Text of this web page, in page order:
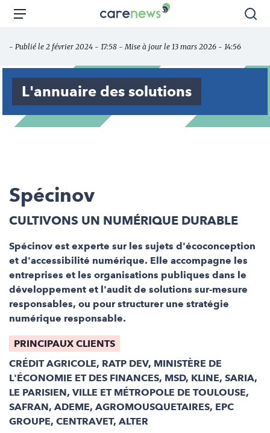
Aller
principal
Carenews,
des
acteurs
l'engagement
Menu
- Publié le 2 février 2024 - 17:58 - Mise à jour le 13 mars 2026 - 14:56
L'annuaire des solutions
Spécinov
CULTIVONS UN NUMÉRIQUE DURABLE
Spécinov est experte sur les sujets d'écoconception
et d'accessibilité numérique. Elle accompagne les
entreprises et les organisations publiques dans le
développement et l'audit de solutions sur-mesure
responsables, ou pour structurer une stratégie
numérique responsable.
PRINCIPAUX CLIENTS
CRÉDIT AGRICOLE, RATP DEV, MINISTÈRE DE
L'ÉCONOMIE ET DES FINANCES, MSD, KLINE, SARIA,
LE PARISIEN, VILLE ET MÉTROPOLE DE TOULOUSE,
SAFRAN, ADEME, AGROMOUSQUETAIRES, EPC
GROUPE, CENTRAVET, ALTER